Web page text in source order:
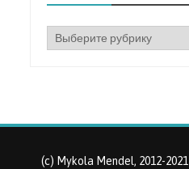
Рубрики
(c) Mykola Mendel, 2012-2021